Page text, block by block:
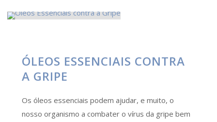
ÓLEOS ESSENCIAIS CONTRA
A GRIPE
Os óleos essenciais podem ajudar, e muito, o
nosso organismo a combater o vírus da gripe bem